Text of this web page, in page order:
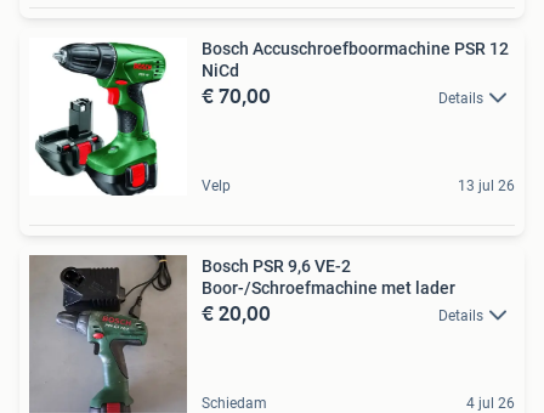
Bosch Accuschroefboormachine PSR 12
NiCd
€ 70,00 Details
Velp 13 jul 26
Bosch PSR 9,6 VE-2
Boor-/Schroefmachine met lader
€ 20,00 Details
Schiedam 4 jul 26